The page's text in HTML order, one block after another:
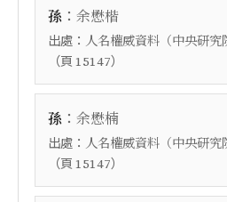
孫 ： 余懋楷
出處： 人名權威資料（中央研究
（頁 15147）
孫 ： 余懋楠
出處： 人名權威資料（中央研究
（頁 15147）